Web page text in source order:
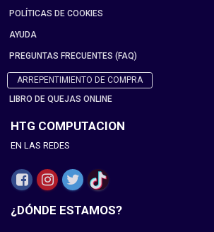
POLÍTICAS DE COOKIES
AYUDA
PREGUNTAS FRECUENTES (FAQ)
ARREPENTIMIENTO DE COMPRA
LIBRO DE QUEJAS ONLINE
HTG COMPUTACION
EN LAS REDES
¿DÓNDE ESTAMOS?